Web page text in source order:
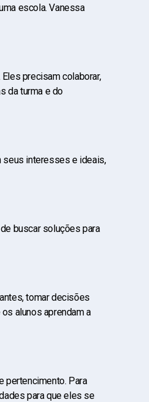
escola. Vanessa
precisam colaborar,
da turma e do
seus interesses e ideais,
buscar soluções para
tomar decisões
alunos aprendam a
pertencimento. Para
para que eles se